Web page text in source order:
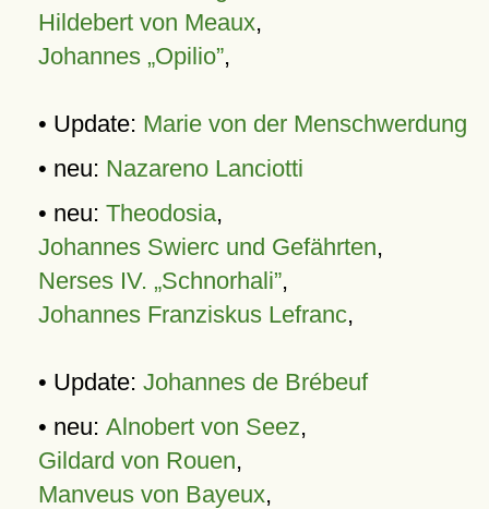
Hildebert von Meaux,
Johannes „Opilio”,
• Update: Marie von der Menschwerdung
• neu: Nazareno Lanciotti
• neu: Theodosia,
Johannes Swierc und Gefährten,
Nerses IV. „Schnorhali”,
Johannes Franziskus Lefranc,
• Update: Johannes de Brébeuf
• neu: Alnobert von Seez,
Gildard von Rouen,
Manveus von Bayeux,